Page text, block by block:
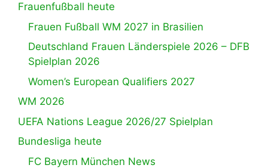
Frauenfußball heute
Frauen Fußball WM 2027 in Brasilien
Deutschland Frauen Länderspiele 2026 – DFB
Spielplan 2026
Women’s European Qualifiers 2027
WM 2026
UEFA Nations League 2026/27 Spielplan
Bundesliga heute
FC Bayern München News